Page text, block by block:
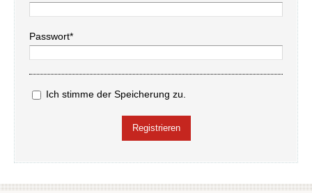
Passwort*
Ich stimme der Speicherung zu.